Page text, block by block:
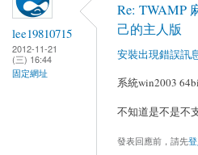
lee19810715
2012-11-21
(三) 16:44
固定網址
Re: TWAMP
己的主人版
安裝出現錯誤訊
系統win2003
不知道是不是不
發表回應前，請先